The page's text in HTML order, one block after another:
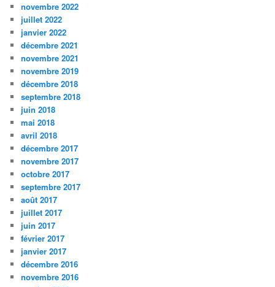
novembre 2022
juillet 2022
janvier 2022
décembre 2021
novembre 2021
novembre 2019
décembre 2018
septembre 2018
juin 2018
mai 2018
avril 2018
décembre 2017
novembre 2017
octobre 2017
septembre 2017
août 2017
juillet 2017
juin 2017
février 2017
janvier 2017
décembre 2016
novembre 2016